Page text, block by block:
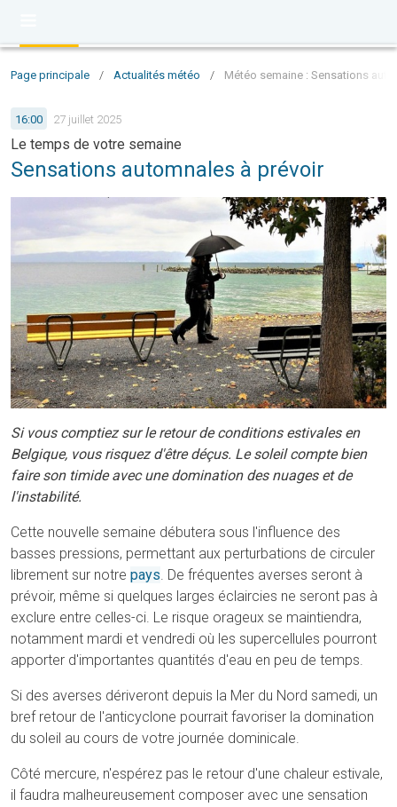
Page principale / Actualités météo / Météo semaine : Sensations
16:00 27 juillet 2025
Le temps de votre semaine
Sensations automnales à prévoir
Si vous comptiez sur le retour de conditions estivales en
Belgique, vous risquez d'être déçus. Le soleil compte bien
faire son timide avec une domination des nuages et de
l'instabilité.
Cette nouvelle semaine débutera sous l'influence des
basses pressions, permettant aux perturbations de circuler
librement sur notre pays. De fréquentes averses seront à
prévoir, même si quelques larges éclaircies ne seront pas à
exclure entre celles-ci. Le risque orageux se maintiendra,
notamment mardi et vendredi où les supercellules pourront
apporter d'importantes quantités d'eau en peu de temps.
Si des averses dériveront depuis la Mer du Nord samedi, un
bref retour de l'anticyclone pourrait favoriser la domination
du soleil au cours de votre journée dominicale.
Côté mercure, n'espérez pas le retour d'une chaleur estivale,
il faudra malheureusement composer avec une sensation